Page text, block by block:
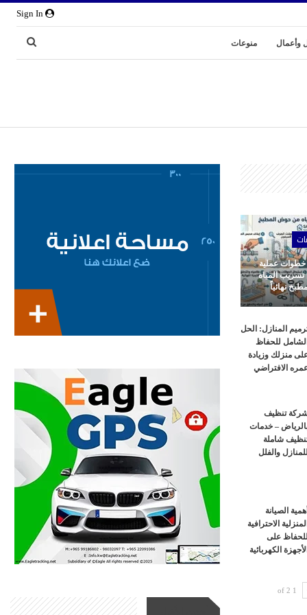
وأعمال منوعات
خطوات عملية
المياه
نهائياً
المنازل: الحل
الشامل للحفاظ
منزلك وزيادة
الافتراضي
تنظيف
– خدمات
شاملة
للمنازل والفلل
أهمية الصيانة
المنزلية الاحترافية
للحفاظ على
الأجهزة الكهربائية
1 of 2